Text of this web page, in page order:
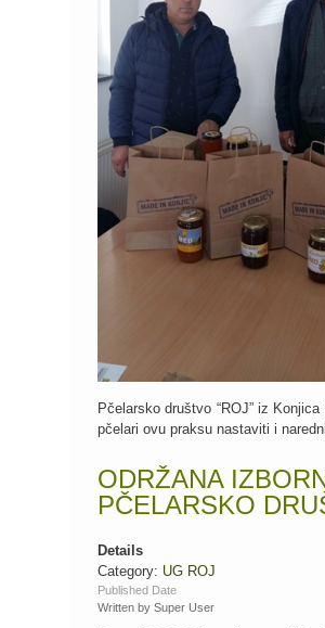
Pčelarsko društvo “ROJ” iz
pčelari ovu praksu nastaviti i
ODRŽANA
PČELARSKO
Details
Category: UG ROJ
Published Date
Written by Super User